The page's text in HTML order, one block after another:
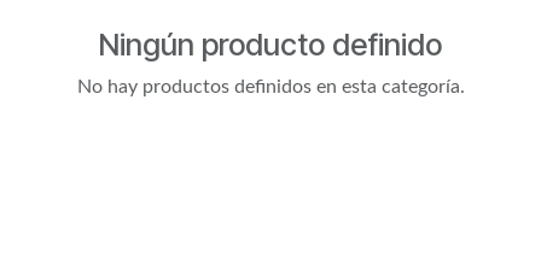
Ningún producto definido
No hay productos definidos en esta categoría.